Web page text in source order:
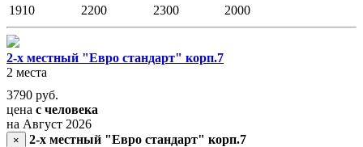
1910
2200 2300 2000
2-х местный "Евро стандарт" корп.7
2 места
3790 руб.
цена с человека
на Август 2026
×
2-х местный "Евро стандарт" корп.7